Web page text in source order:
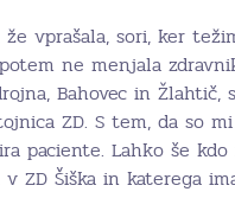
vprašala, sori, ker
ne menjala
Bahovec in Žlahtič,
ZD. S tem, da so
paciente. Lahko še
ZD Šiška in katerega